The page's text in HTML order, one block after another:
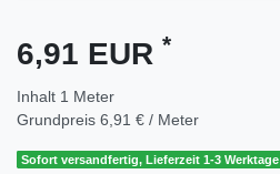
6,91 EUR *
Inhalt 1 Meter
Grundpreis 6,91 € / Meter
Sofort versandfertig, Lieferzeit 1-3 Werktage